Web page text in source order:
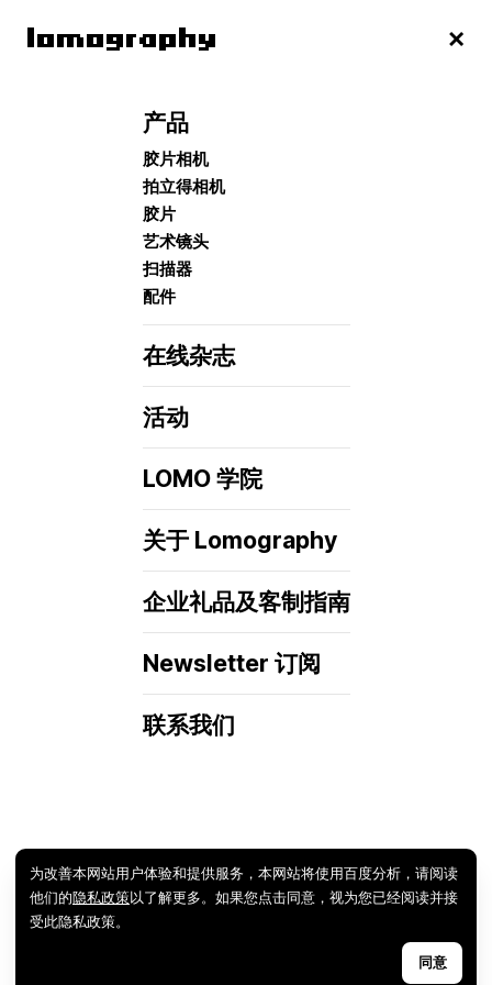
产品
胶片相机
拍立得相机
胶片
艺术镜头
扫描器
配件
在线杂志
活动
LOMO 学院
关于 Lomography
企业礼品及客制指南
Newsletter 订阅
联系我们
为改善本网站用户体验和提供服务，本网站将使用百度分析，请阅读
他们的隐私政策以了解更多。如果您点击同意，视为您已经阅读并接
受此隐私政策。
同意